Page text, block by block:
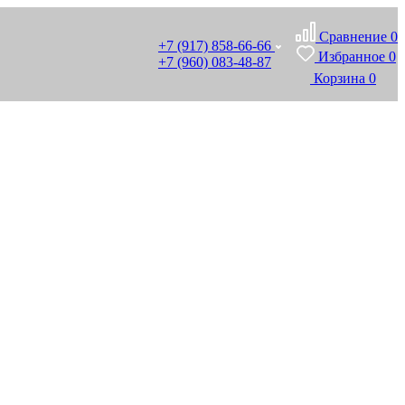
+7 (917) 858-66-66
+7 (960) 083-48-87
Сравнение 0
Избранное 0
Корзина 0